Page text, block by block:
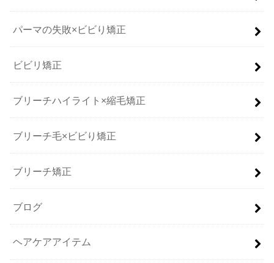
パーマの失敗×ビビり矯正
ビビリ矯正
ブリーチハイライト×縮毛矯正
ブリーチ毛×ビビり矯正
ブリーチ矯正
ブログ
ヘアケアアイテム